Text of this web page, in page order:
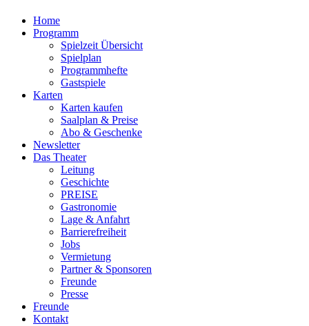
Home
Programm
Spielzeit Übersicht
Spielplan
Programmhefte
Gastspiele
Karten
Karten kaufen
Saalplan & Preise
Abo & Geschenke
Newsletter
Das Theater
Leitung
Geschichte
PREISE
Gastronomie
Lage & Anfahrt
Barrierefreiheit
Jobs
Vermietung
Partner & Sponsoren
Freunde
Presse
Freunde
Kontakt